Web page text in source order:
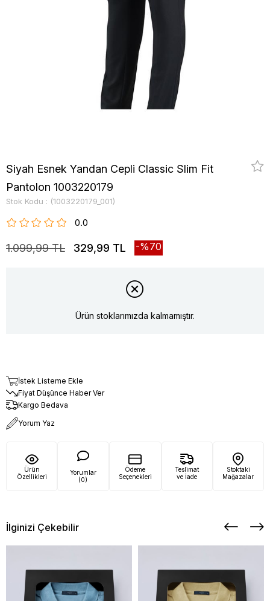
Siyah Esnek Yandan Cepli Classic Slim Fit
Pantolon 1003220179
Stok Kodu (1003220179_001)
0.0
1.099,99 TL 329,99 TL 70
Ürün stoklarımızda kalmamıştır.
İstek Listeme Ekle
Fiyat Düşünce Haber Ver
Kargo Bedava
Yorum Yaz
Ürün
Özellikleri
Yorumlar
(0)
Ödeme
Seçenekleri
Teslimat
ve İade
Stoktaki
Mağazalar
İlginizi Çekebilir